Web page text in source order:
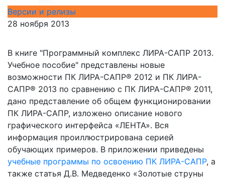
Версии и релизы
28 ноября 2013
В книге "Программный комплекс ЛИРА-САПР 2013.
Учебное пособие" представлены новые
возможности ПК ЛИРА-САПР® 2012 и ПК ЛИРА-
САПР® 2013 по сравнению с ПК ЛИРА-САПР® 2011,
дано представление об общем функционировании
ПК ЛИРА-САПР, изложено описание нового
графического интерфейса «ЛЕНТА». Вся
информация проиллюстрирована серией
обучающих примеров. В приложении приведены
учебные программы по освоению ПК ЛИРА-САПР, а
также статья Д.В. Медведенко «Золотые струны